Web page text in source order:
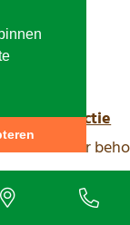
Functie
Voor
voor alle